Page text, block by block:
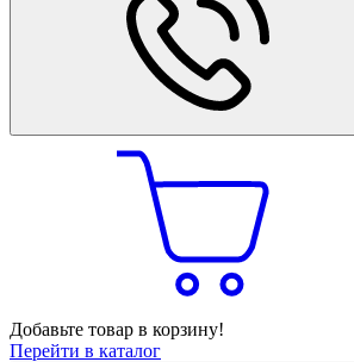
Добавьте товар в корзину!
Перейти в каталог